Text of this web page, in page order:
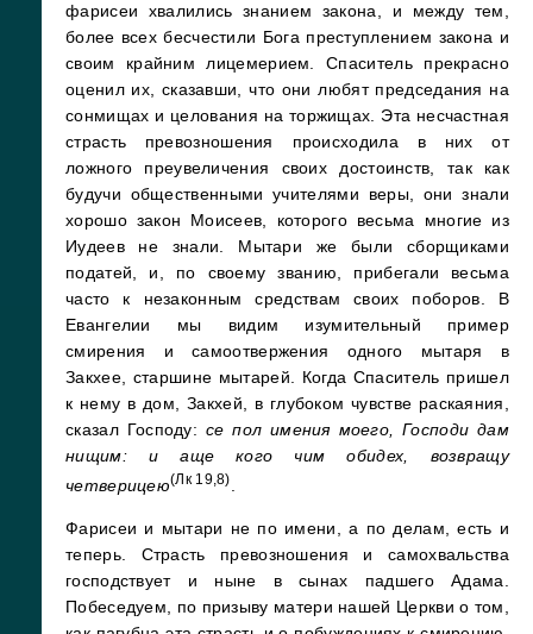
фарисеи хвалились знанием закона, и между тем,
более всех бесчестили Бога преступлением закона и
своим крайним лицемерием. Спаситель прекрасно
оценил их, сказавши, что они любят председания на
сонмищах и целования на торжищах. Эта несчастная
страсть превозношения происходила в них от
ложного преувеличения своих достоинств, так как
будучи общественными учителями веры, они знали
хорошо закон Моисеев, которого весьма многие из
Иудеев не знали. Мытари же были сборщиками
податей, и, по своему званию, прибегали весьма
часто к незаконным средствам своих поборов. В
Евангелии мы видим изумительный пример
смирения и самоотвержения одного мытаря в
Закхее, старшине мытарей. Когда Спаситель пришел
к нему в дом, Закхей, в глубоком чувстве раскаяния,
сказал Господу: се пол имения моего, Господи дам
нищим: и аще кого чим обидех, возвращу
четверицею(Лк 19,8)
Фарисеи и мытари не по имени, а по делам, есть и
теперь. Страсть превозношения и самохвальства
господствует и ныне в сынах падшего Адама.
Побеседуем, по призыву матери нашей Церкви о том,